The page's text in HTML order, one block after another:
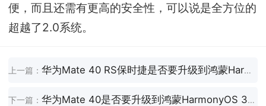
便，而且还需有更高的安全性，可以说是全方位的
超越了2.0系统。
上一篇：华为Mate 40 RS保时捷是否要升级到鸿蒙HarmonyOS 3.0正式版
下一篇：华为Mate 40是否要升级到鸿蒙HarmonyOS 3.0正式版